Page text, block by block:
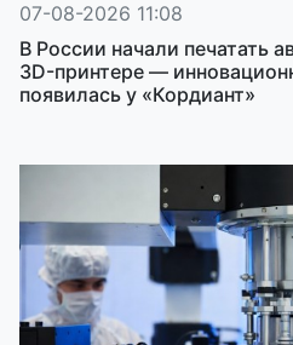
07-08-2026 11:08
В России начали печатать
3D-принтере —
появилась у «Кордиант»